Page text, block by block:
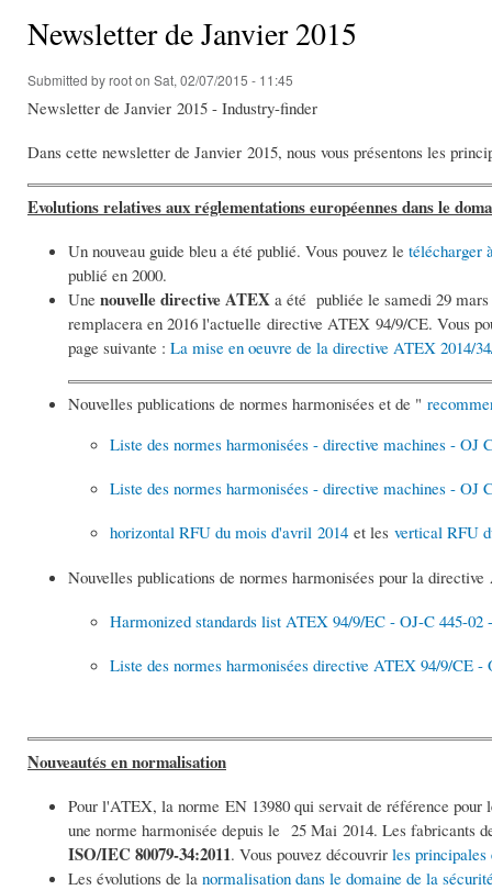
Newsletter de Janvier 2015
Submitted byrooton Sat, 02/07/2015 - 11:45
Newsletter de Janvier 2015 - Industry-finder
Dans cette newsletter de Janvier 2015, nous vous présentons les
Evolutions relatives aux réglementations européennes dans le
Un nouveau guide bleu a été publié. Vous pouvez letélécharger
publié en 2000.
Unenouvelle directive ATEX a été publiée le samedi 29
remplacera en 2016 l'actuelle directive ATEX 94/9/CE. Vous
page suivante :La mise en oeuvre de la directive ATEX 2014/
Nouvelles publications de normes harmonisées et de "
Liste des normes harmonisées - directive machines - OJ
Liste des normes harmonisées - directive machines - OJ
horizontal RFU du mois d'avril 2014et les vertical RFU
Nouvelles publications de normes harmonisées pour la
Harmonized standards list ATEX 94/9/EC - OJ-C 445-02
Liste des normes harmonisées directive ATEX 94/9/CE -
Nouveautés en normalisation
Pour l'ATEX, la norme EN 13980 qui servait de référence pour
une norme harmonisée depuis le 25 Mai 2014. Les fabricants
ISO/IEC 80079-34:2011. Vous pouvez découvrir les principales
Les évolutions de lanormalisation dans le domaine de la